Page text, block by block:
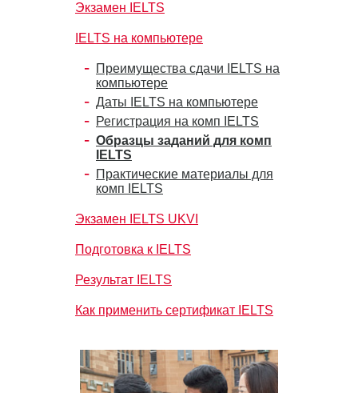
Экзамен IELTS
IELTS на компьютере
Преимущества сдачи IELTS на
компьютере
Даты IELTS на компьютере
Регистрация на комп IELTS
Образцы заданий для комп
IELTS
Практические материалы для
комп IELTS
Экзамен IELTS UKVI
Подготовка к IELTS
Результат IELTS
Как применить сертификат IELTS